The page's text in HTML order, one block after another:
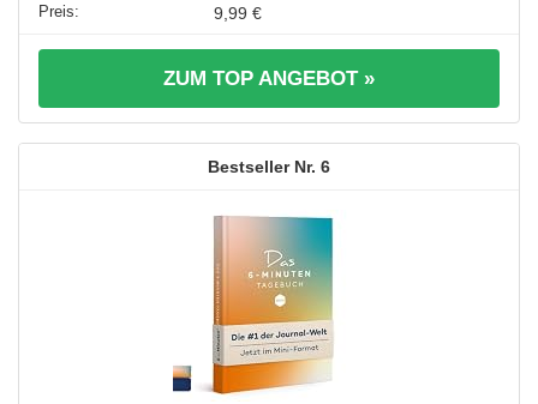
9,99 €
ZUM TOP ANGEBOT »
6